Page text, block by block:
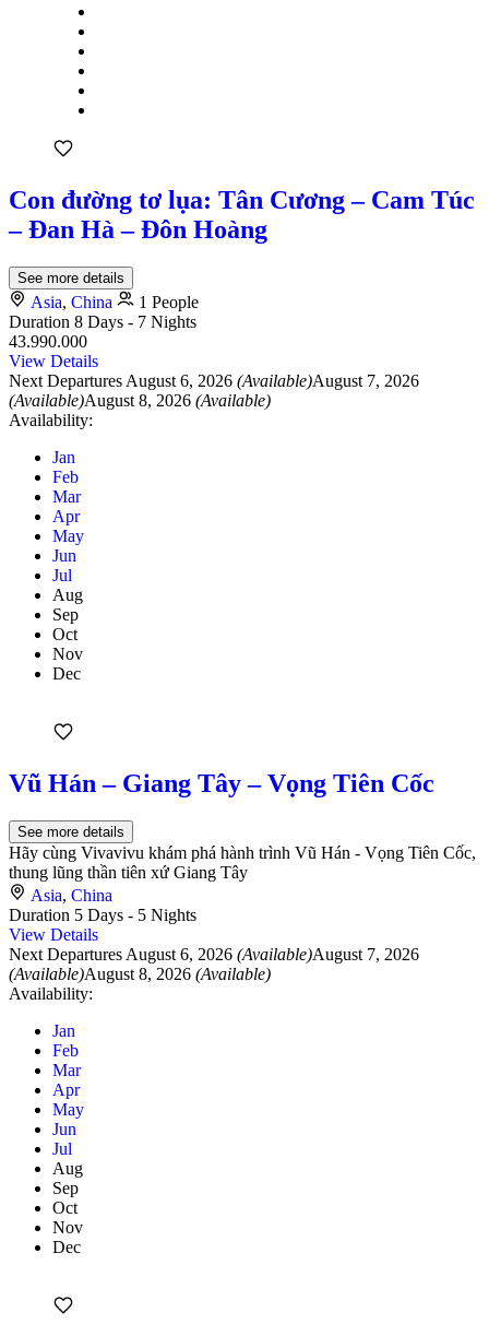
Con đường tơ lụa: Tân Cương – Cam Túc
– Đan Hà – Đôn Hoàng
See more details
Asia, China
1 People
Duration 8 Days - 7 Nights
43.990.000
View Details
Next Departures August 6, 2026 (Available)August 7, 2026
(Available)August 8, 2026 (Available)
Availability:
Jan
Feb
Mar
Apr
May
Jun
Jul
Aug
Sep
Oct
Nov
Dec
Vũ Hán – Giang Tây – Vọng Tiên Cốc
See more details
Hãy cùng Vivavivu khám phá hành trình Vũ Hán - Vọng Tiên Cốc,
thung lũng thần tiên xứ Giang Tây
Asia, China
Duration 5 Days - 5 Nights
View Details
Next Departures August 6, 2026 (Available)August 7, 2026
(Available)August 8, 2026 (Available)
Availability:
Jan
Feb
Mar
Apr
May
Jun
Jul
Aug
Sep
Oct
Nov
Dec